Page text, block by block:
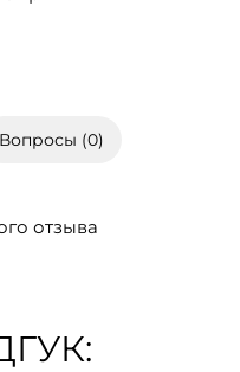
Вопросы (0)
отзыва